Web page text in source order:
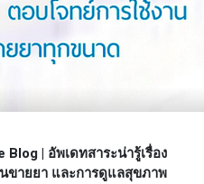
| อัพเดทสาระน่ารู้เรื่อง
ขายยา และการดูแลสุขภาพ